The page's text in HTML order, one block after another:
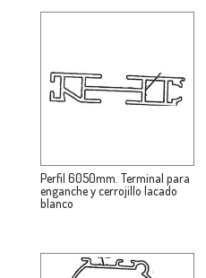
Perfil 6050mm. Terminal para
enganche y cerrojillo lacado
blanco